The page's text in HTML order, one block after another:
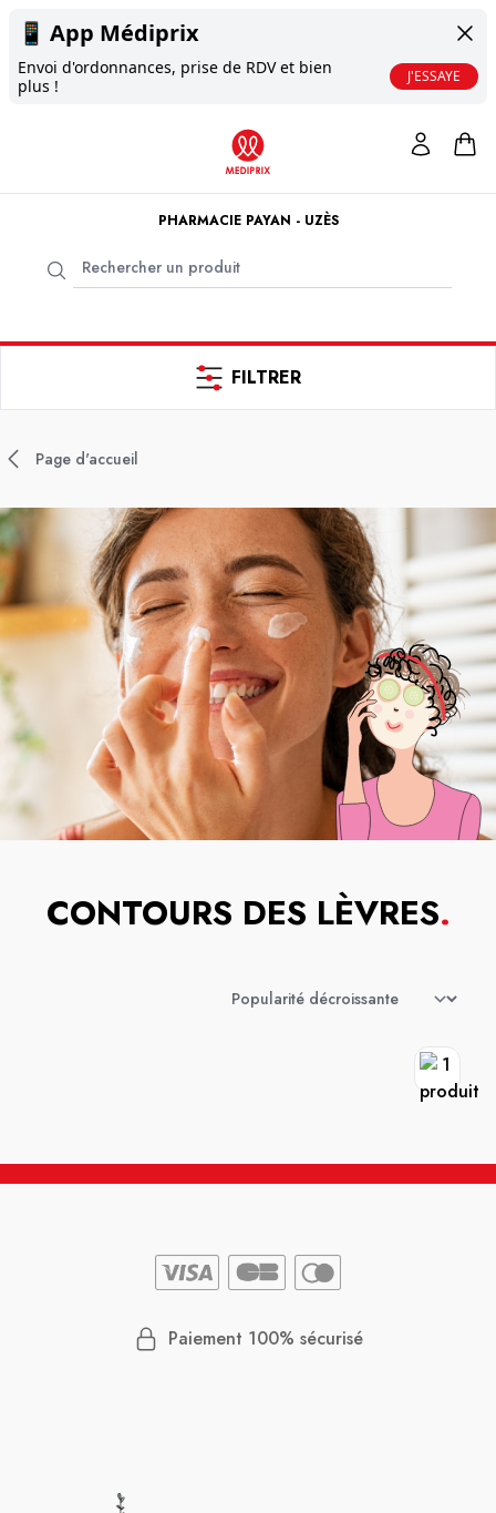
📱 App Médiprix
Envoi d'ordonnances, prise de RDV et bien
plus !
J'ESSAYE
PHARMACIE PAYAN - UZÈS
FILTRER
Page d'accueil
CONTOURS DES LÈVRES.
Paiement 100% sécurisé